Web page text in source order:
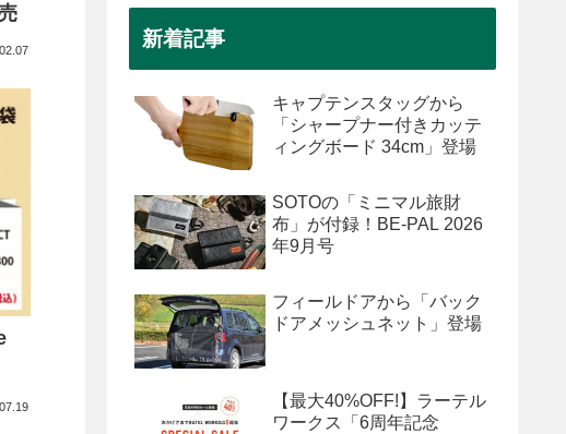
新着記事
キャプテンスタッグから
「シャープナー付きカッテ
ィングボード 34cm」登場
SOTOの「ミニマル旅財
布」が付録！BE-PAL 2026
年9月号
フィールドアから「バック
ドアメッシュネット」登場
【最大40%OFF!】ラーテル
ワークス「6周年記念